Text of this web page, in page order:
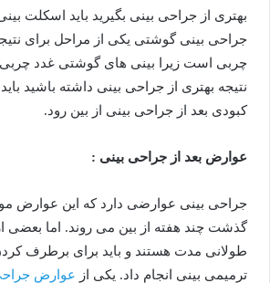
بهتری از جراحی بینی بگیرید باید اسکلت
جراحی بینی گوشتی یکی از مراحل برای
چربی است زیرا بینی های گوشتی غدد چربی
نتیجه بهتری از جراحی بینی داشته باشید
کبودی بعد از جراحی بینی از بین رود.
عوارض بعد از جراحی بینی :
جراحی بینی عوارضی دارد که این عوارض
گذشت چند هفته از بین می روند. اما بعضی
طولانی مدت هستند و باید برای برطرف
ترمیمی بینی انجام داد. یکی از عوارض